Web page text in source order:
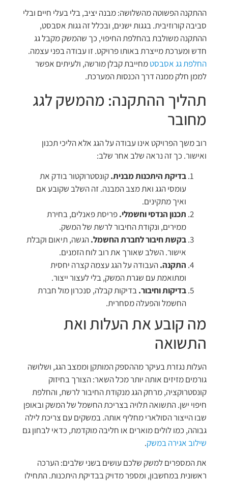
ההתקנה הפשוטה מהשלושה: מבנה יציב, בלי בעלי חיים ובלי
סביבה קורוזיבית. בגגות ישנים, ובכלל זה גגות אסבסט,
ההתקנה משולבת בהחלפת החיפוי, כך שהמשק מקבל גג
חדש ומערכת מייצרת באותו פרויקט. זו עבודה בפני עצמה.
החלפת גג אסבסטמחייבת קבלן מורשה, ולעיתים אפשר
לממן חלק ממנה דרך הכנסות המערכת.
תהליך ההתקנה: מהמשק לגג
מחובר
רוב משך הפרויקט אינו עבודה על הגג אלא הליכי תכנון
ואישור. כך זה נראה שלב אחר שלב:
בדיקת היתכנות מבנית.קונסטרוקטור בודק את
עומסי הגג ואת מצב המבנה. זה השלב שקובע אם
ואיך מתקינים.
תכנון הנדסי וחשמלי.פריסת פאנלים, בחירת
ממירים, ונקודת החיבור לרשת של המשק.
בקשת חיבור לחברת החשמל.הגשה, תיאום וקבלת
אישור. השלב שאורך את רוב לוח הזמנים.
התקנה.העבודה על הגג עצמה קצרה יחסית
ומתואמת עם שגרת המשק, בלי לעצור ייצור.
בדיקות וחיבור.בדיקות קבלה, סנכרון מול חברת
החשמל והפעלה מסחרית.
מה קובע את העלות ואת
התשואה
העלות נגזרת בעיקר מההספק המותקן וממצב הגג, ושלושה
גורמים מזיזים אותה יותר מכל השאר: הצורך בחיזוק
קונסטרוקציה, מרחק הגג מנקודת החיבור לרשת, והחלפת
חיפוי ישן. התשואה תלויה בצריכת החשמל של המשק ובאופן
שבו הייצור הסולארי מחליף אותה. במשקים עם צריכת לילה
גבוהה, כמו לולים מוארים או חליבה מוקדמת, כדאי לבחון גם
שילוב אגירה במשק.
את המספרים למשק שלכם עושים בשני שלבים: הערכה
ראשונית במחשבון, ומספר מדויק בבדיקת היתכנות. התחילו